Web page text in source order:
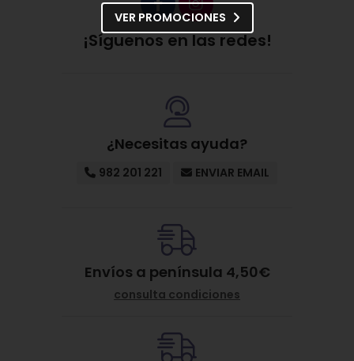
¡Síguenos en las redes!
¿Necesitas ayuda?
982 201 221 ENVIAR EMAIL
Envíos a península 4,50€
consulta condiciones
VER PROMOCIONES